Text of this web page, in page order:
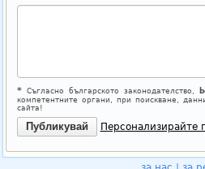
*Съгласно българското законодателство,
компетентните органи, при поискване,
сайта!
Персонализирайте